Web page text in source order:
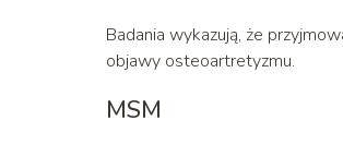
Badania wykazują, że
objawy osteoartretyzmu.
MSM